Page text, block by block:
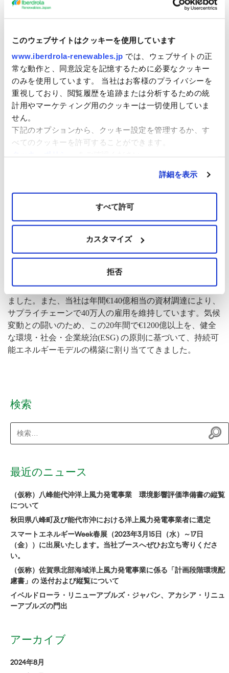
このウェブサイトはクッキーを使用しています
www.iberdrola-renewables.jp では、ウェブサイトの正
常な動作と、同意設定を記憶するために必要なクッキー
のみを使用しています。 当社はお客様のプライバシーを
重視しており、閲覧履歴を追跡または分析するための統
計用やマーケティング用のクッキーは一切使用していま
せん。
下記のオプションから、クッキー設定を管理するか、す
べてのクッキーを許可することができます。
詳細を表示
すべて許可
カスタマイズ
拒否
くことができると確信しています。
イベルドローラ・リニューアブルズ・ジャパンについて
イベルドローラ・リニューアブルズ・ジャパン(旧アカシ
ア)の詳細については、https://iberdrolarenewablesjpupをご覧
ください。
イベルドローラについて
のリーダーです。グループ全体で、世界数十カ国1億人へ
トガル、フランス、ドイツ、イタリ ア、ギリシャ)、米
ルギー、ネットワーク、商業活動を展開しています。ま
た、成長市場として日本、アイルランド、スウェーデン、
ポーランドなどに参入しています。
従業員数は37,000人超、保有資産は€1225億超からなる当
社は、2020年に売上高€330億、純利益€36億を達成いたし
ました。また、当社は年間€140億相当の資材調達により、
サプライチェーンで40万人の雇用を維持しています。気候
変動との闘いのため、この20年間で€1200億以上を、健全
な環境・社会・企業統治(ESG) の原則に基づいて、持続可
能エネルギーモデルの構築に割り当ててきました。
検索
最近のニュース
（仮称）八峰能代沖洋上風力発電事業 環境影響評価準備書の縦覧
について
秋田県八峰町及び能代市沖における洋上風力発電事業者に選定
スマートエネルギーWeek春展（2023年3月15日（水）～17日
（金））に出展いたします。当社ブースへぜひお立ち寄りくださ
い。
（仮称）佐賀県北部海域洋上風力発電事業に係る「計画段階環境配
慮書」の 送付および縦覧について
イベルドローラ・リニューアブルズ・ジャパン、アカシア・リニュ
ーアブルズの門出
アーカイブ
2024年8月